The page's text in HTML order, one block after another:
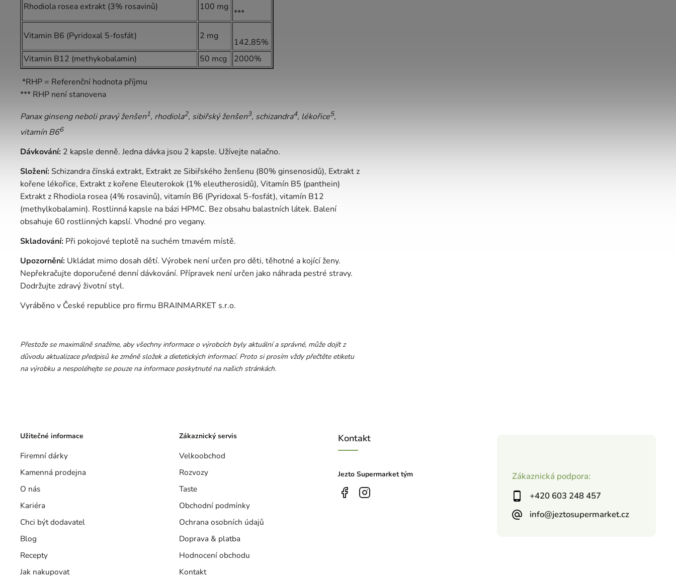
Rhodiola rosea extrakt (3% rosavinů) 100 mg
***
Vitamin B6 (Pyridoxal 5-fosfát) 2 mg
142,85%
Vitamin B12 (methykobalamin)
50 mcg 2000%
*RHP = Referenční hodnota příjmu
*** RHP není stanovena
Panax ginseng neboli pravý ženšen1, rhodiola2, sibiřský ženšen3, schizandra4, lékořice5,
vitamín B66
Dávkování: 2 kapsle denně. Jedna dávka jsou 2 kapsle. Užívejte nalačno.
Složení:Schizandra čínská extrakt, Extrakt ze Sibiřského ženšenu (80% ginsenosidů), Extrakt z
kořene lékořice, Extrakt z kořene Eleuterokok (1% eleutherosidů), Vitamín B5 (panthein)
Extrakt z Rhodiola rosea (4% rosavinů), vitamín B6 (Pyridoxal 5-fosfát), vitamín B12
(methylkobalamin). Rostlinná kapsle na bázi HPMC. Bez obsahu balastních látek. Balení
obsahuje 60 rostlinných kapslí. Vhodné pro vegany.
Skladování: Při pokojové teplotě na suchém tmavém místě.
Upozornění: Ukládat mimo dosah dětí. Výrobek není určen pro děti, těhotné a kojící ženy.
Nepřekračujte doporučené denní dávkování. Přípravek není určen jako náhrada pestré stravy.
Dodržujte zdravý životní styl.
Vyráběno v České republice pro firmu BRAINMARKET s.r.o.
Přestože se maximálně snažíme, aby všechny informace o výrobcích byly aktuální a správné, může dojít z
důvodu aktualizace předpisů ke změně složek a dietetických informací. Proto si prosím vždy přečtěte etiketu
na výrobku a nespoléhejte se pouze na informace poskytnuté na našich stránkách.
Zákaznická podpora:
+420 603 248 457
info@jeztosupermarket.cz
Užitečné informace
Firemní dárky
Kamenná prodejna
O nás
Kariéra
Chci být dodavatel
Blog
Recepty
Jak nakupovat
Zákaznický servis
Velkoobchod
Rozvozy
Taste
Obchodní podmínky
Ochrana osobních údajů
Doprava & platba
Hodnocení obchodu
Kontakt
Kontakt
Jezto Supermarket tým